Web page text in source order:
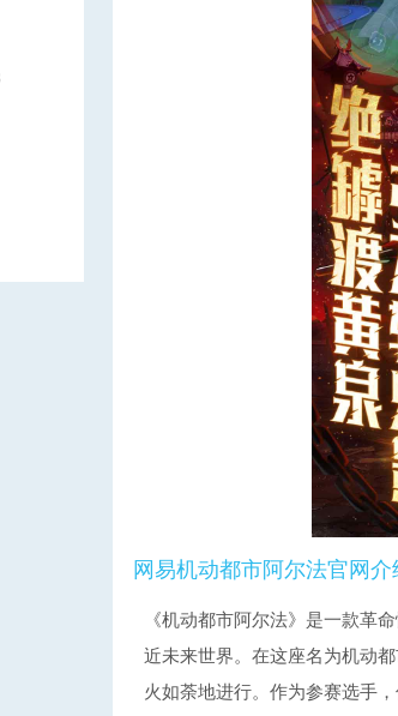
网易机动都市阿尔法官网介
《机动都市阿尔法》是一款革
近未来世界。在这座名为机动
火如荼地进行。作为参赛选手